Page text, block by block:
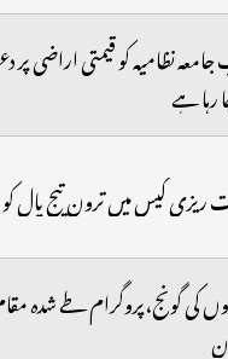
نظامیہ کو قیمتی
رہا ہے
کیس میں ترون تیج پال کو 10 سال قید
کی گونج،پروگرام طے شدہ